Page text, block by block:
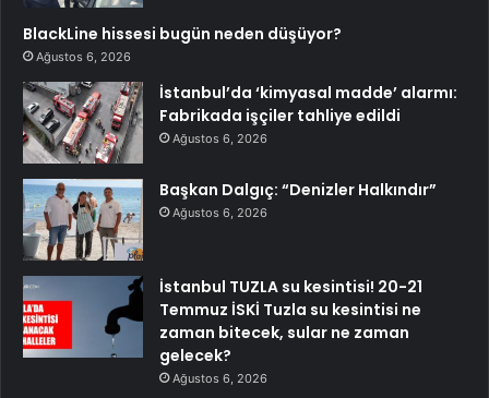
BlackLine hissesi bugün neden düşüyor?
Ağustos 6, 2026
İstanbul’da ‘kimyasal madde’ alarmı:
Fabrikada işçiler tahliye edildi
Ağustos 6, 2026
Başkan Dalgıç: “Denizler Halkındır”
Ağustos 6, 2026
İstanbul TUZLA su kesintisi! 20-21
Temmuz İSKİ Tuzla su kesintisi ne
zaman bitecek, sular ne zaman
gelecek?
Ağustos 6, 2026